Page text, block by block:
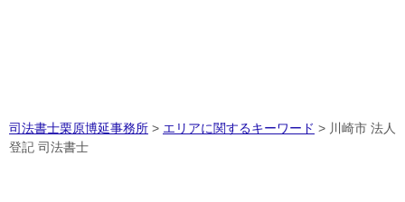
司法書士栗原博延事務所 > エリアに関するキーワード > 川崎市 法人
登記 司法書士